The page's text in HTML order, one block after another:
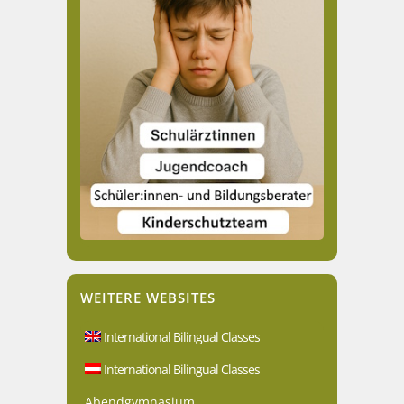
WEITERE WEBSITES
International Bilingual Classes
International Bilingual Classes